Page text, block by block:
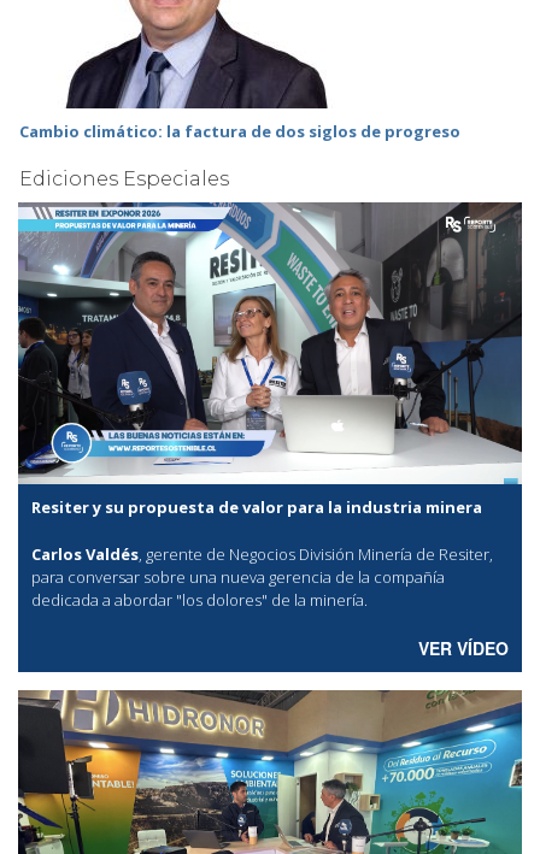
Cambio climático: la factura de dos siglos de progreso
Ediciones Especiales
Resiter y su propuesta de valor para la industria minera
Carlos Valdés, gerente de Negocios División Minería de Resiter,
para conversar sobre una nueva gerencia de la compañía
dedicada a abordar "los dolores" de la minería.
VER VÍDEO